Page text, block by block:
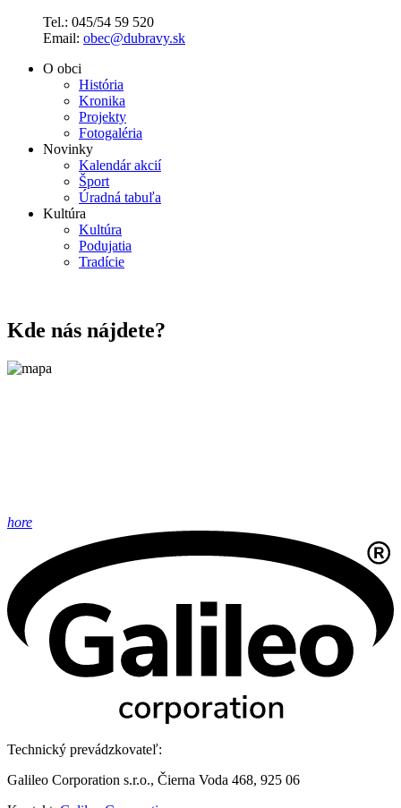
Tel.: 045/54 59 520
Email: obec@dubravy.sk
O obci
História
Kronika
Projekty
Fotogaléria
Novinky
Kalendár akcií
Šport
Úradná tabuľa
Kultúra
Kultúra
Podujatia
Tradície
Kde nás nájdete?
hore
Technický prevádzkovateľ:
Galileo Corporation s.r.o., Čierna Voda 468, 925 06